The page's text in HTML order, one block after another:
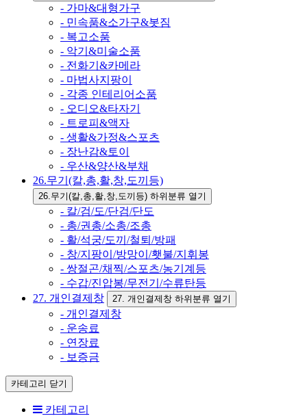
- 가마&대형가구
- 민속품&소가구&봇짐
- 복고소품
- 악기&미술소품
- 전화기&카메라
- 마법사지팡이
- 각종 인테리어소품
- 오디오&타자기
- 트로피&액자
- 생활&가정&스포츠
- 장난감&토이
- 우산&양산&부채
26.무기(칼,총,활,창,도끼등)
26.무기(칼,총,활,창,도끼등) 하위분류 열기
- 칼/검/도/단검/단도
- 총/권총/소총/조총
- 활/석궁/도끼/철퇴/방패
- 창/지팡이/방망이/횃불/지휘봉
- 쌍절곤/채찍/스포츠/농기계등
- 수갑/진압봉/무전기/수류탄등
27. 개인결제창
27. 개인결제창 하위분류 열기
- 개인결제창
- 운송료
- 연장료
- 보증금
카테고리 닫기
카테고리